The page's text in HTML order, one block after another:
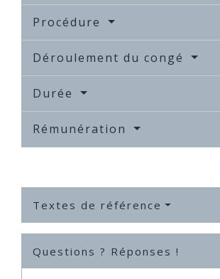
Procédure
Déroulement du congé
Durée
Rémunération
Textes de référence
Questions ? Réponses !